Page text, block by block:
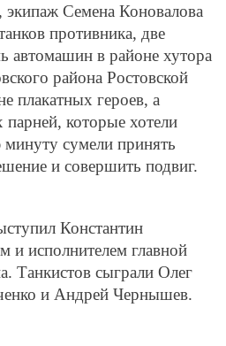
Семена Коновалова
противника, две
автомашин в районе хутора
района Ростовской
плакатных героев, а
которые хотели
сумели принять
и совершить подвиг.
Константин
исполнителем главной
Танкистов сыграли Олег
и Андрей Чернышев.